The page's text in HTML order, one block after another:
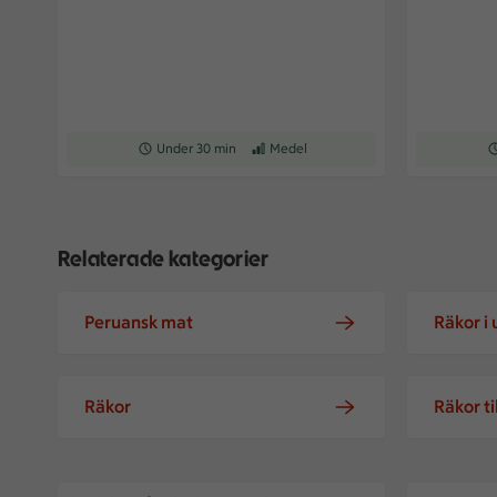
Receptet tar Under 30 min att tillaga
Under 30 min Receptet har Medel svårighetsgrad
Medel
Relaterade kategorier
Peruansk mat Räkor i
Räkor Räkor